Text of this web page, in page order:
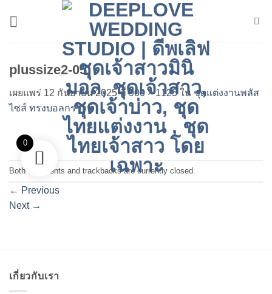
plussize2-05
เผยแพร่ 12 กันยายน 2025ที่900 × 1125ใน ชุดแต่งงานพลัส
ไซส์ ทรงบอลกราวน์
Both comments and trackbacks are currently closed.
← Previous
Next →
เกี่ยวกับเรา
0